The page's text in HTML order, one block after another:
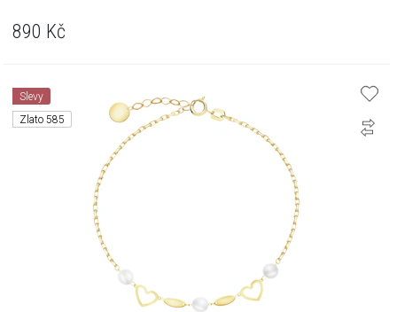
890 Kč
Slevy
Zlato 585